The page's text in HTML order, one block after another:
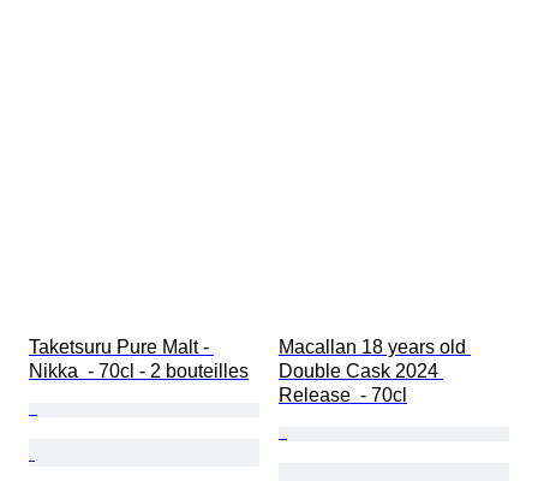
Taketsuru Pure Malt -
Nikka  - 70cl - 2 bouteilles
Macallan 18 years old
Double Cask 2024
Release  - 70cl